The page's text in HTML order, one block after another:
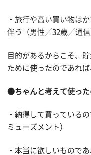
・旅行や高い買い物は
伴う（男性／32歳／通信
目的があるからこそ、
ために使ったのであれば
●ちゃんと考えて使った
・納得して買っている
ミューズメント）
・本当に欲しいもので